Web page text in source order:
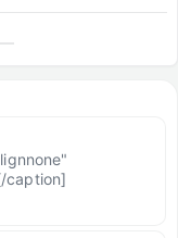
caption]